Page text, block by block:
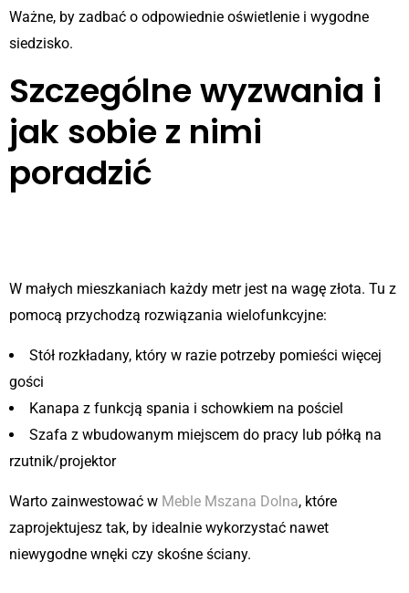
Ważne, by zadbać o odpowiednie oświetlenie i wygodne
siedzisko.
Szczególne wyzwania i
jak sobie z nimi
poradzić
W małych mieszkaniach każdy metr jest na wagę złota. Tu z
pomocą przychodzą rozwiązania wielofunkcyjne:
Stół rozkładany, który w razie potrzeby pomieści więcej
gości
Kanapa z funkcją spania i schowkiem na pościel
Szafa z wbudowanym miejscem do pracy lub półką na
rzutnik/projektor
Warto zainwestować w Meble Mszana Dolna, które
zaprojektujesz tak, by idealnie wykorzystać nawet
niewygodne wnęki czy skośne ściany.